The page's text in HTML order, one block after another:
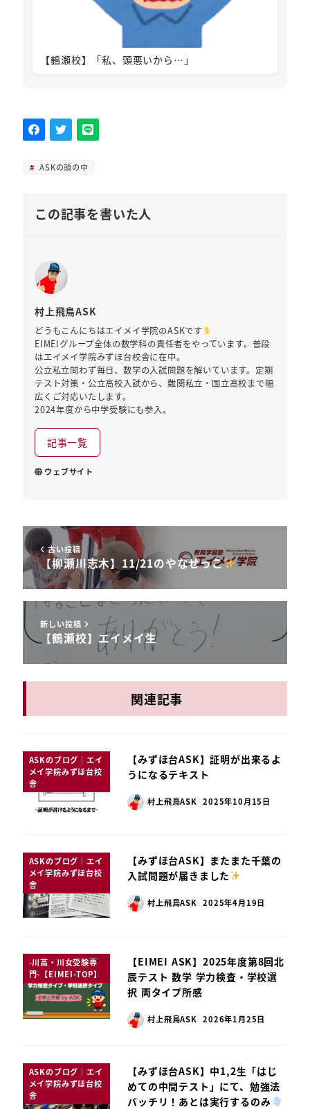
【鶴瀬校】「私、頭悪いから…」
ASKの頭の中
この記事を書いた人
村上飛鳥ASK
どうもこんにちはエイメイ学院のASKです
EIMEIグループ全体の数学科の責任者をやっています。普段
はエイメイ学院みずほ台校舎に在中。
公立私立問わず毎日、数学の入試問題を解いています。定期
テスト対策・公立高校入試から、難関私立・国立高校まで幅
広くご対応いたします。
2024年度から中学受験にも参入。
記事一覧
ウェブサイト
古い投稿
【柳瀬川志木】11/21のやなせっこ
新しい投稿
【鶴瀬校】エイメイ生
関連記事
ASKのブログ｜エイ
メイ学院みずほ台校
舎
【みずほ台ASK】証明が出来るよ
うになるテキスト
村上飛鳥ASK 2025年10月15日
ASKのブログ｜エイ
メイ学院みずほ台校
舎
【みずほ台ASK】またまた千葉の
入試問題が届きました
村上飛鳥ASK 2025年4月19日
-川高・川女受験専
門-【EIMEI-TOP】
【EIMEI ASK】2025年度第8回北
辰テスト 数学 学力検査・学校選
択 両タイプ所感
村上飛鳥ASK 2026年1月25日
ASKのブログ｜エイ
メイ学院みずほ台校
舎
【みずほ台ASK】中1,2生「はじ
めての中間テスト」にて、勉強法
バッチリ！あとは実行するのみ